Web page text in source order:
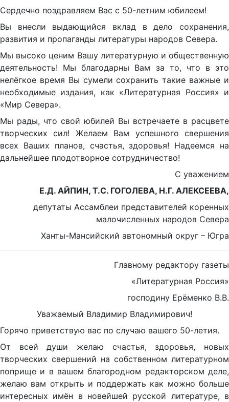
Сердечно поздравляем Вас с 50-летним юбилеем!
Вы внесли выдающийся вклад в дело сохранения,
развития и пропаганды литературы народов Севера.
Мы высоко ценим Вашу литературную и общественную
деятельность! Мы благодарны Вам за то, что в это
нелёгкое время Вы сумели сохранить такие важные и
необходимые издания, как «Литературная Россия» и
«Мир Севера».
Мы рады, что свой юбилей Вы встречаете в расцвете
творческих сил! Желаем Вам успешного свершения
всех Ваших планов, счастья, здоровья! Надеемся на
дальнейшее плодотворное сотрудничество!
С уважением
Е.Д. АЙПИН, Т.С. ГОГОЛЕВА, Н.Г. АЛЕКСЕЕВА,
депутаты Ассамблеи представителей коренных
малочисленных народов Севера
Ханты-Мансийский автономный округ – Югра
Главному редактору газеты
«Литературная Россия»
господину Ерёменко В.В.
Уважаемый Владимир Владимирович!
Горячо приветствую вас по случаю вашего 50-летия.
От всей души желаю счастья, здоровья, новых
творческих свершений на собственном литературном
поприще и в вашем благородном редакторском деле,
желаю вам открыть и поддержать как можно больше
интересных имён в новейшей русской литературе, в